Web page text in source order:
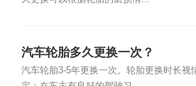
汽车轮胎多久更换一次？
汽车轮胎3-5年更换一次。轮胎更换时长视